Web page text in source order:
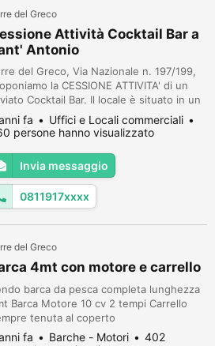
del Greco
Attività Cocktail Bar a
Antonio
del Greco, Via Nazionale n. 197/199,
la CESSIONE ATTIVITA' di un
Cocktail Bar. Il locale è situato in un
di via Nazionale, particolarmente
con notevole passaggio
e veicolare. La zona in questione
da altre attività commerciali,
e zone di parcheggio. L' immobile
89 mq ca., tra intern...
fa
Uffici e Locali commerciali
persone hanno visualizzato
Invia messaggio
0811917xxxx
del Greco
4mt con motore e carrello
barca da pesca completa lunghezza
Barca Motore 10 cv 2 tempi Carrello
tenuta al coperto
fa Barche - Motori
402